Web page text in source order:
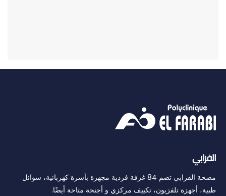
الفرابي
مصحة الفرابي تضم 84 غرفة فردية مجهزة بأسرة كهربائية، سوائل
طبية، أجهزة تلفزيون، تكييف مركزي و أجنحة متاحة أيضًا.